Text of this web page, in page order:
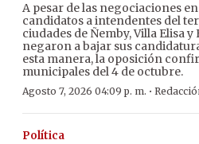
A pesar de las negociaciones
candidatos a intendentes del
ciudades de Ñemby, Villa Elisa
negaron a bajar sus
esta manera, la oposición
municipales del 4 de octubre.
Agosto 7, 2026 04:09 p. m. ·
Política